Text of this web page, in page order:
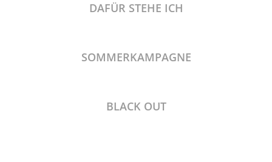
DAFÜR STEHE ICH
SOMMERKAMPAGNE
BLACK OUT